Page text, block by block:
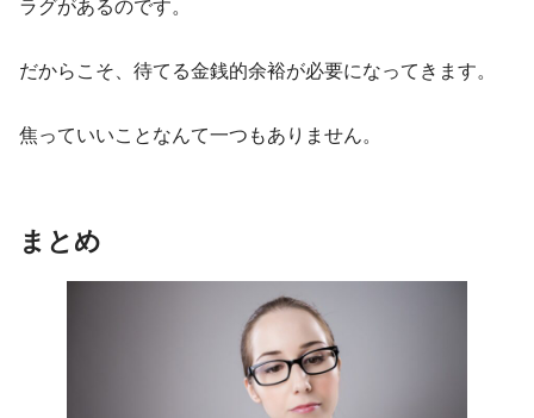
ラグがあるのです。
だからこそ、待てる金銭的余裕が必要になってきます。
焦っていいことなんて一つもありません。
まとめ